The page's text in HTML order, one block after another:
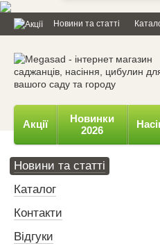
Powered by
Новини та статті
Акції
Новинки
2026
Новини та статті
Каталог
Контакти
Відгуки